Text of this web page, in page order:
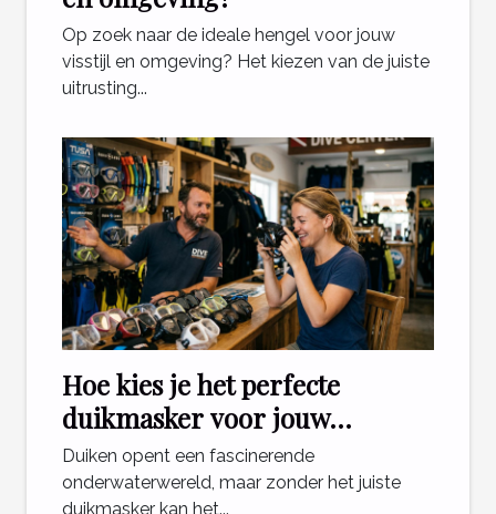
Op zoek naar de ideale hengel voor jouw
visstijl en omgeving? Het kiezen van de juiste
uitrusting...
Hoe kies je het perfecte
duikmasker voor jouw
avonturen?
Duiken opent een fascinerende
onderwaterwereld, maar zonder het juiste
duikmasker kan het...